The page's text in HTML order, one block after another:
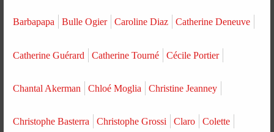
Barbapapa Bulle Ogier Caroline Diaz Catherine Deneuve
Catherine Guérard Catherine Tourné Cécile Portier
Chantal Akerman Chloé Moglia Christine Jeanney
Christophe Basterra Christophe Grossi Claro Colette